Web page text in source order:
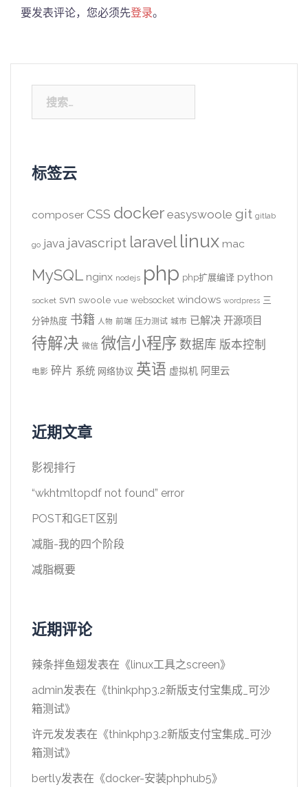
要发表评论，您必须先登录。
索：
标签云
composer CSS docker easyswoole git gitlab
go java javascript laravel linux mac
MySQL nginx nodejs php php扩展编译 python
socket svn swoole vue websocket windows wordpress 三
分钟热度 书籍 人物 前端 压力测试 城市 已解决 开源项目
待解决 微信 微信小程序 数据库 版本控制
电影 碎片 系统 网络协议 英语 虚拟机 阿里云
近期文章
影视排行
“wkhtmltopdf not found” error
POST和GET区别
减脂-我的四个阶段
减脂概要
近期评论
辣条拌鱼翅发表在《linux工具之screen》
admin发表在《thinkphp3.2新版支付宝集成_可沙
箱测试》
许元发发表在《thinkphp3.2新版支付宝集成_可沙
箱测试》
bertly发表在《docker-安装phphub5》